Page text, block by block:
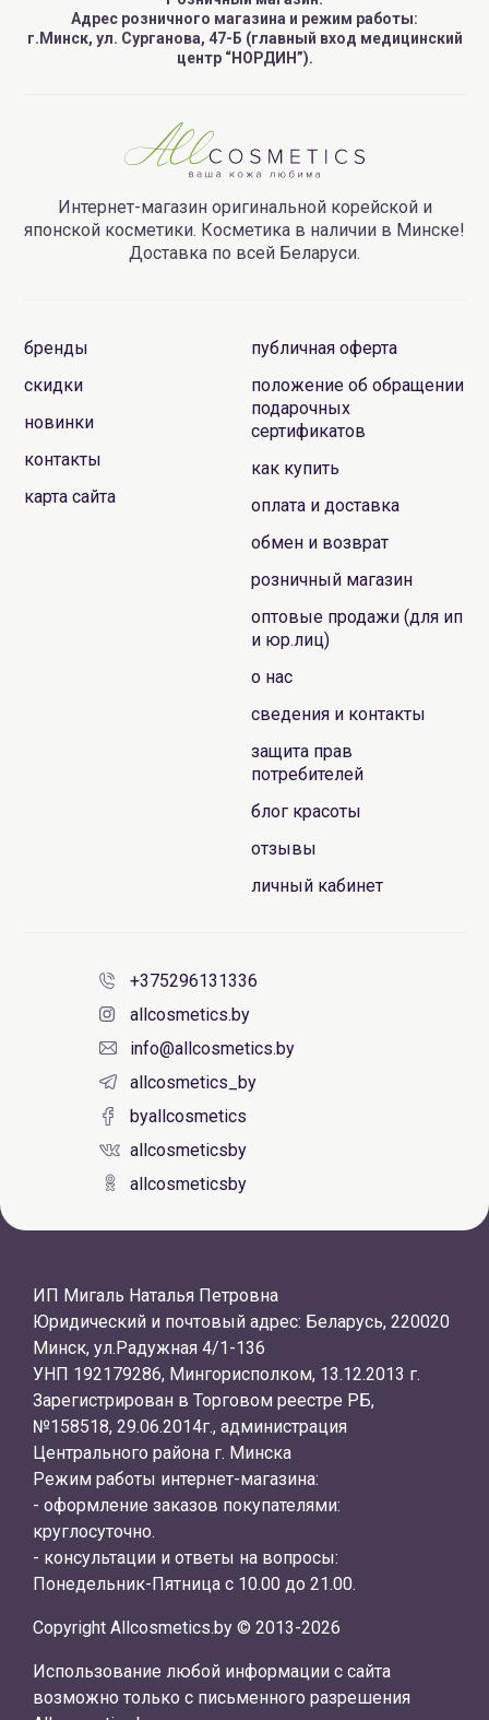
Адрес розничного магазина и режим работы:
г.Минск, ул. Сурганова, 47-Б (главный вход медицинский
центр “НОРДИН”).
Интернет-магазин оригинальной корейской и
японской косметики. Косметика в наличии в Минске!
Доставка по всей Беларуси.
бренды
скидки
новинки
контакты
карта сайта
публичная оферта
положение об обращении
подарочных
сертификатов
как купить
оплата и доставка
обмен и возврат
розничный магазин
оптовые продажи (для ип
и юр.лиц)
о нас
сведения и контакты
защита прав
потребителей
блог красоты
отзывы
личный кабинет
+375296131336
allcosmetics.by
info@allcosmetics.by
allcosmetics_by
byallcosmetics
allcosmeticsby
allcosmeticsby
ИП Мигаль Наталья Петровна
Юридический и почтовый адрес: Беларусь, 220020
Минск, ул.Радужная 4/1-136
УНП 192179286, Мингорисполком, 13.12.2013 г.
Зарегистрирован в Торговом реестре РБ,
№158518, 29.06.2014г., администрация
Центрального района г. Минска
Режим работы интернет-магазина:
- оформление заказов покупателями:
круглосуточно.
- консультации и ответы на вопросы:
Понедельник-Пятница с 10.00 до 21.00.
Copyright Allcosmetics.by © 2013-2026
Использование любой информации с сайта
возможно только с письменного разрешения